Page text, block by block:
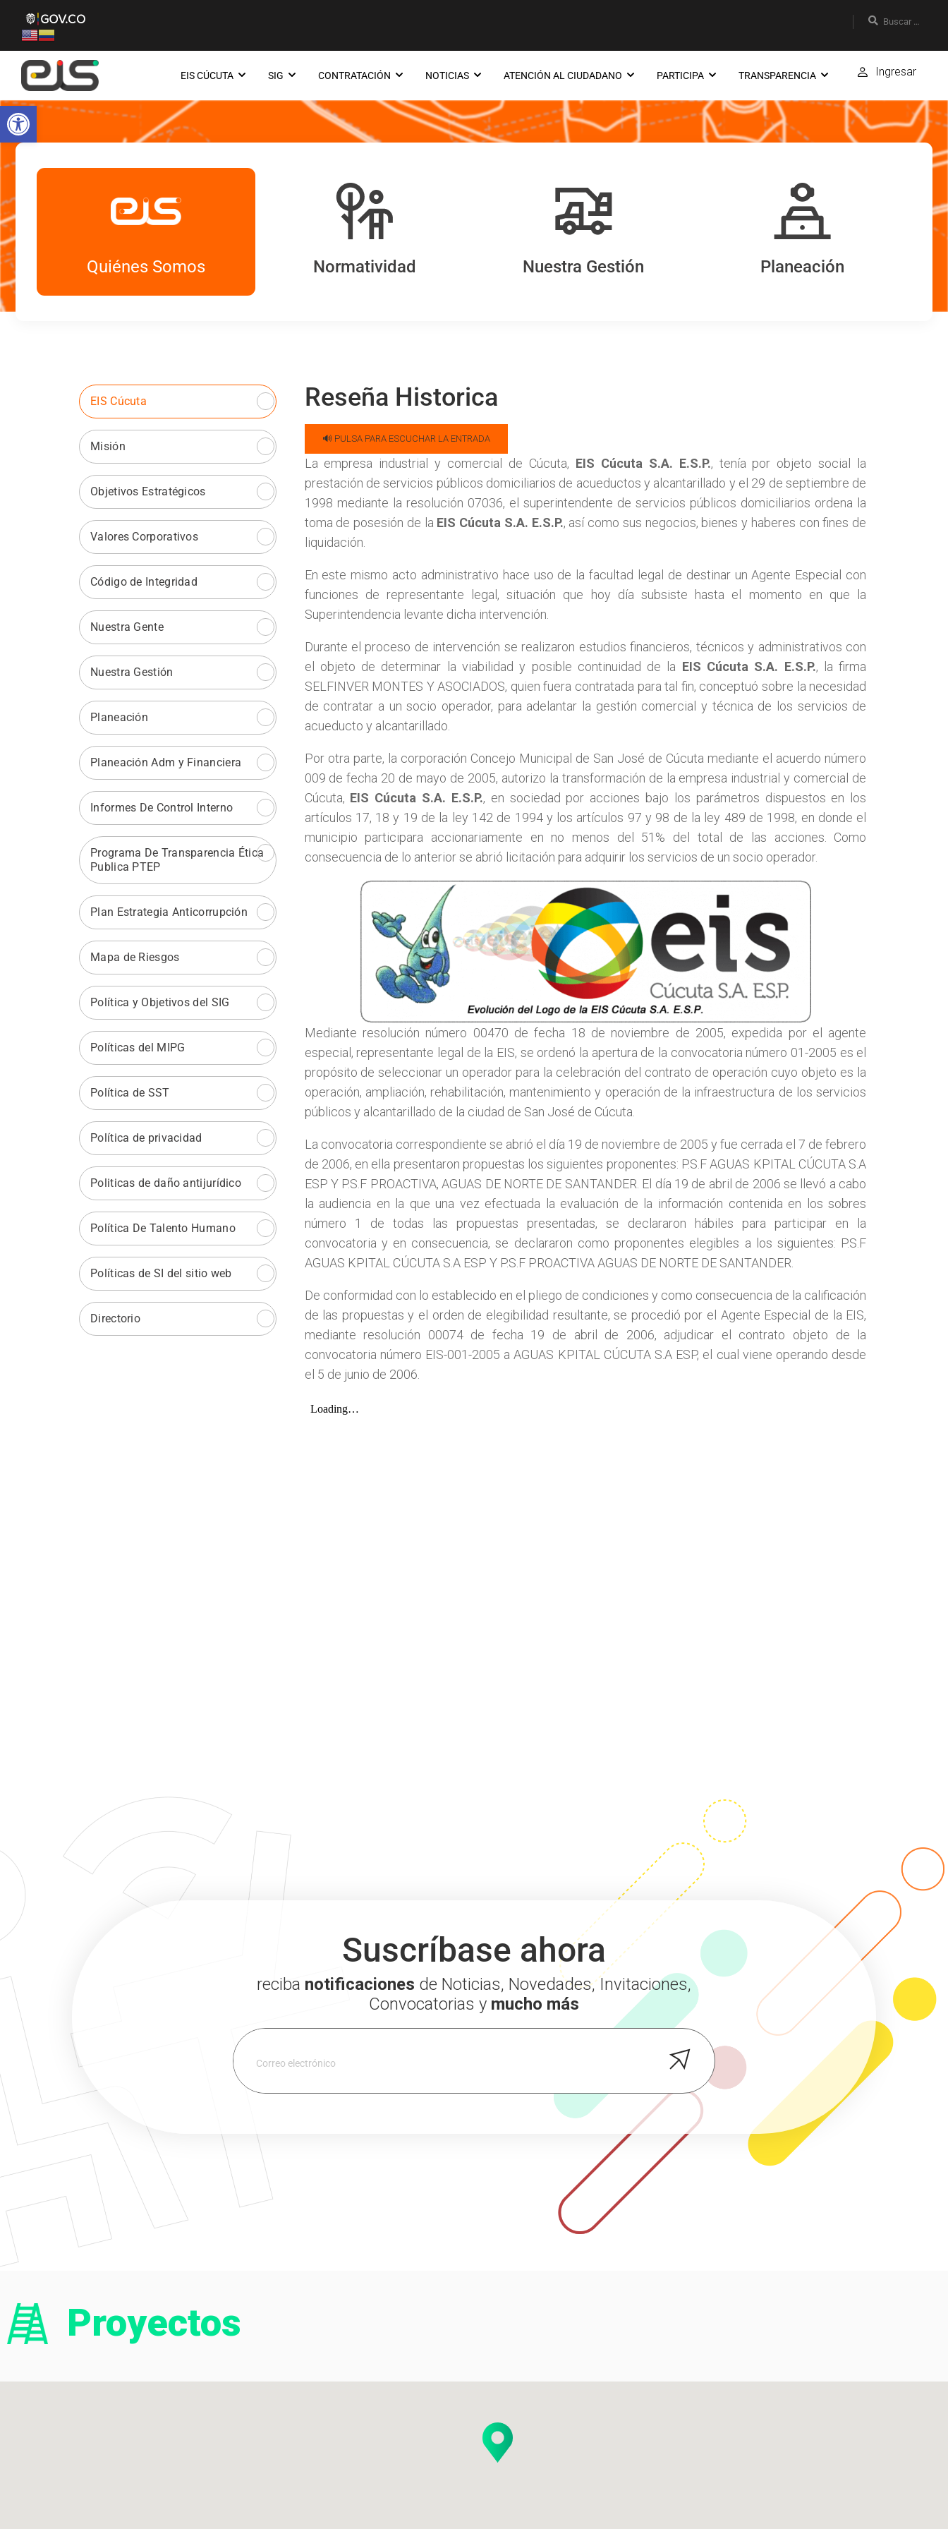
Abrir barra de herramientas
EIS CÚCUTA SIG CONTRATACIÓN NOTICIAS ATENCIÓN AL CIUDADANO PARTICIPA TRANSPARENCIA Ingresar
Quiénes Somos Normatividad Nuestra Gestión Planeación
EIS Cúcuta
Misión
Objetivos Estratégicos
Valores Corporativos
Código de Integridad
Nuestra Gente
Nuestra Gestión
Planeación
Planeación Adm y Financiera
Informes De Control Interno
Programa De Transparencia Ética
Publica PTEP
Plan Estrategia Anticorrupción
Mapa de Riesgos
Política y Objetivos del SIG
Políticas del MIPG
Política de SST
Política de privacidad
Politicas de daño antijurídico
Política De Talento Humano
Políticas de SI del sitio web
Directorio
Reseña Historica
🔊 PULSA PARA ESCUCHAR LA ENTRADA
La empresa industrial y comercial de Cúcuta, EIS Cúcuta S.A. E.S.P., tenía por objeto social la
prestación de servicios públicos domiciliarios de acueductos y alcantarillado y el 29 de septiembre de
1998 mediante la resolución 07036, el superintendente de servicios públicos domiciliarios ordena la
toma de posesión de la EIS Cúcuta S.A. E.S.P., así como sus negocios, bienes y haberes con fines de
liquidación.
En este mismo acto administrativo hace uso de la facultad legal de destinar un Agente Especial con
funciones de representante legal, situación que hoy día subsiste hasta el momento en que la
Superintendencia levante dicha intervención.
Durante el proceso de intervención se realizaron estudios financieros, técnicos y administrativos con
el objeto de determinar la viabilidad y posible continuidad de la EIS Cúcuta S.A. E.S.P., la firma
SELFINVER MONTES Y ASOCIADOS, quien fuera contratada para tal fin, conceptuó sobre la necesidad
de contratar a un socio operador, para adelantar la gestión comercial y técnica de los servicios de
acueducto y alcantarillado.
Por otra parte, la corporación Concejo Municipal de San José de Cúcuta mediante el acuerdo número
009 de fecha 20 de mayo de 2005, autorizo la transformación de la empresa industrial y comercial de
Cúcuta, EIS Cúcuta S.A. E.S.P., en sociedad por acciones bajo los parámetros dispuestos en los
artículos 17, 18 y 19 de la ley 142 de 1994 y los artículos 97 y 98 de la ley 489 de 1998, en donde el
municipio participara accionariamente en no menos del 51% del total de las acciones. Como
consecuencia de lo anterior se abrió licitación para adquirir los servicios de un socio operador.
Mediante resolución número 00470 de fecha 18 de noviembre de 2005, expedida por el agente
especial, representante legal de la EIS, se ordenó la apertura de la convocatoria número 01-2005 es el
propósito de seleccionar un operador para la celebración del contrato de operación cuyo objeto es la
operación, ampliación, rehabilitación, mantenimiento y operación de la infraestructura de los servicios
públicos y alcantarillado de la ciudad de San José de Cúcuta.
La convocatoria correspondiente se abrió el día 19 de noviembre de 2005 y fue cerrada el 7 de febrero
de 2006, en ella presentaron propuestas los siguientes proponentes: P.S.F AGUAS KPITAL CÚCUTA S.A
ESP Y P.S.F PROACTIVA, AGUAS DE NORTE DE SANTANDER. El día 19 de abril de 2006 se llevó a cabo
la audiencia en la que una vez efectuada la evaluación de la información contenida en los sobres
número 1 de todas las propuestas presentadas, se declararon hábiles para participar en la
convocatoria y en consecuencia, se declararon como proponentes elegibles a los siguientes: P.S.F
AGUAS KPITAL CÚCUTA S.A ESP Y P.S.F PROACTIVA AGUAS DE NORTE DE SANTANDER.
De conformidad con lo establecido en el pliego de condiciones y como consecuencia de la calificación
de las propuestas y el orden de elegibilidad resultante, se procedió por el Agente Especial de la EIS,
mediante resolución 00074 de fecha 19 de abril de 2006, adjudicar el contrato objeto de la
convocatoria número EIS-001-2005 a AGUAS KPITAL CÚCUTA S.A ESP, el cual viene operando desde
el 5 de junio de 2006.
Suscríbase ahora
reciba notificaciones de Noticias, Novedades, Invitaciones,
Convocatorias y mucho más
Proyectos